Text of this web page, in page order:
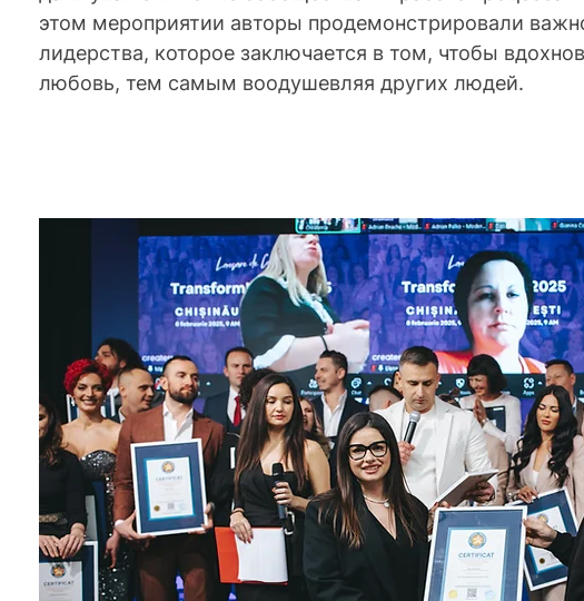
этом мероприятии авторы продемонстрировали
лидерства, которое заключается в том, чтобы
любовь, тем самым воодушевляя других людей.